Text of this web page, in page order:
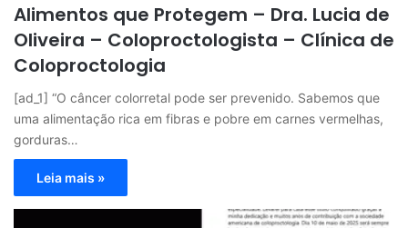
Alimentos que Protegem – Dra. Lucia de
Oliveira – Coloproctologista – Clínica de
Coloproctologia
[ad_1] “O câncer colorretal pode ser prevenido. Sabemos que
uma alimentação rica em fibras e pobre em carnes vermelhas,
gorduras…
Leia mais »